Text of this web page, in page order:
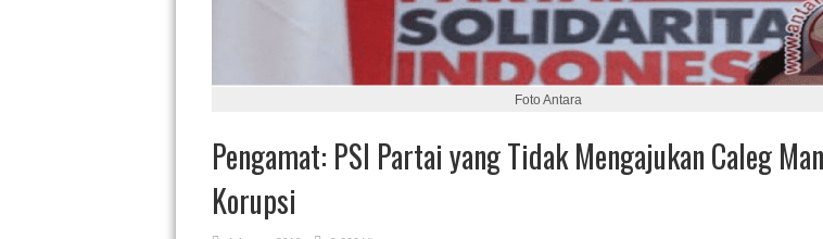
Foto Antara
Pengamat: PSI Partai yang Tidak Mengajukan Caleg
Korupsi